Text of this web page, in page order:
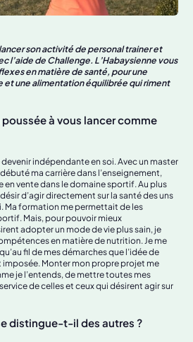
son activité de personal trainer et
l’aide de Challenge. L’Habaysienne vous
en matière de santé, pour une
une alimentation équilibrée qui riment
à vous lancer comme
indépendante en soi. Avec un master
ma carrière dans l’enseignement,
en vente dans le domaine sportif. Au plus
d’agir directement sur la santé des uns
Ma formation me permettait de les
Mais, pour pouvoir mieux
adopter un mode de vie plus sain, je
en matière de nutrition. Je me
fil de mes démarches que l’idée de
imposée. Monter mon propre projet me
je l’entends, de mettre toutes mes
de celles et ceux qui désirent agir sur
distingue-t-il des autres ?